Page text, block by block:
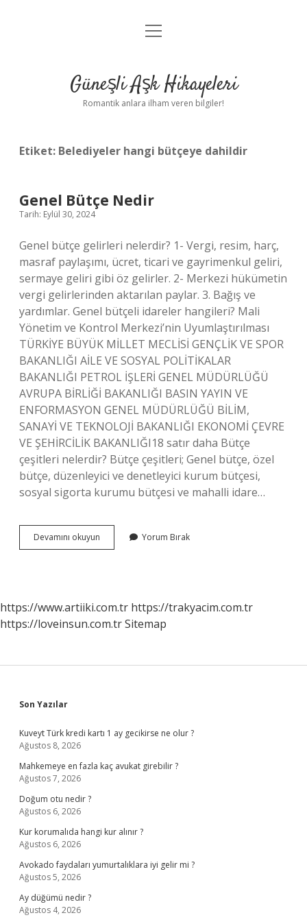
Anasayfa
Yasal Uyarı
menüyü
Güneşli Aşk Hikayeleri
Romantik anlara ilham veren bilgiler!
Etiket: Belediyeler hangi bütçeye dahildir
Genel Bütçe Nedir
Tarih: Eylül 30, 2024
Genel bütçe gelirleri nelerdir? 1- Vergi, resim, harç,
masraf paylaşımı, ücret, ticari ve gayrimenkul geliri,
sermaye geliri gibi öz gelirler. 2- Merkezi hükümetin
vergi gelirlerinden aktarılan paylar. 3. Bağış ve
yardımlar. Genel bütçeli idareler hangileri? Mali
Yönetim ve Kontrol Merkezi’nin Uyumlaştırılması
TÜRKİYE BÜYÜK MİLLET MECLİSİ GENÇLİK VE SPOR
BAKANLIĞI AİLE VE SOSYAL POLİTİKALAR
BAKANLIĞI PETROL İŞLERİ GENEL MÜDÜRLÜĞÜ
AVRUPA BİRLİĞİ BAKANLIĞI BASIN YAYIN VE
ENFORMASYON GENEL MÜDÜRLÜĞÜ BİLİM,
SANAYİ VE TEKNOLOJİ BAKANLIĞI EKONOMİ ÇEVRE
VE ŞEHİRCİLİK BAKANLIĞI18 satır daha Bütçe
çeşitleri nelerdir? Bütçe çeşitleri; Genel bütçe, özel
bütçe, düzenleyici ve denetleyici kurum bütçesi,
sosyal sigorta kurumu bütçesi ve mahalli idare…
Devamını okuyun
Bütçe
Yorum Bırak
https://www.artiiki.com.tr https://trakyacim.com.tr
https://loveinsun.com.trSitemap
Sidebar
Son Yazılar
Kuveyt Türk kredi kartı 1 ay gecikirse ne olur ?
Ağustos 8, 2026
Mahkemeye en fazla kaç avukat girebilir ?
Ağustos 7, 2026
Doğum otu nedir ?
Ağustos 6, 2026
Kur korumalıda hangi kur alınır ?
Ağustos 6, 2026
Avokado faydaları yumurtalıklara iyi gelir mi ?
Ağustos 5, 2026
Ay düğümü nedir ?
Ağustos 4, 2026